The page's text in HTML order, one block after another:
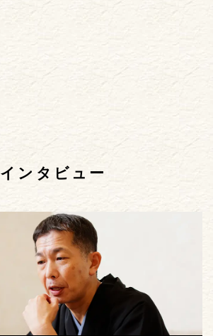
インタビュー